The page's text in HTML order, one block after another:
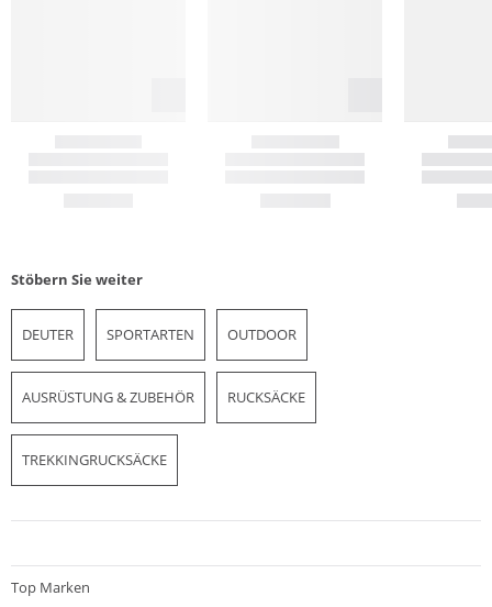
Stöbern Sie weiter
DEUTER SPORTARTEN OUTDOOR
AUSRÜSTUNG & ZUBEHÖR RUCKSÄCKE
TREKKINGRUCKSÄCKE
Top Marken